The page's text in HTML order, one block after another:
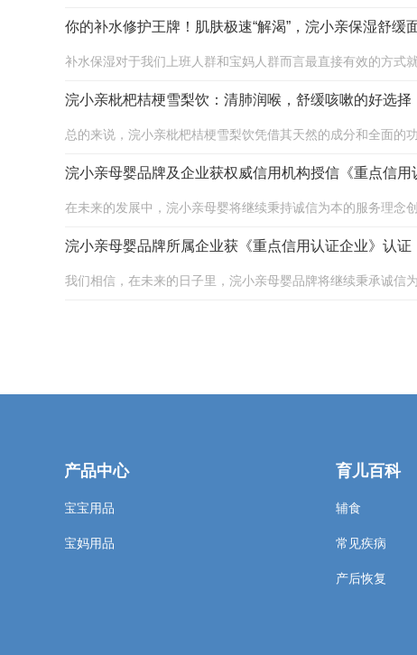
你的补水修护王牌！肌肤极速“解渴”，浣小亲保湿舒缓
补水保湿对于我们上班人群和宝妈人群而言最直接有效的方式
浣小亲枇杷桔梗雪梨饮：清肺润喉，舒缓咳嗽的好选择
总的来说，浣小亲枇杷桔梗雪梨饮凭借其天然的成分和全面的
浣小亲母婴品牌及企业获权威信用机构授信《重点信用
在未来的发展中，浣小亲母婴将继续秉持诚信为本的服务理念
浣小亲母婴品牌所属企业获《重点信用认证企业》认证
我们相信，在未来的日子里，浣小亲母婴品牌将继续秉承诚信
产品中心
宝宝用品
宝妈用品
育儿百科
辅食
常见疾病
产后恢复